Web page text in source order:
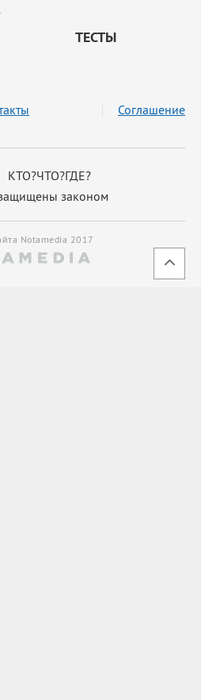
ТЕСТЫ
законом
Соглашение
Notamedia 2017